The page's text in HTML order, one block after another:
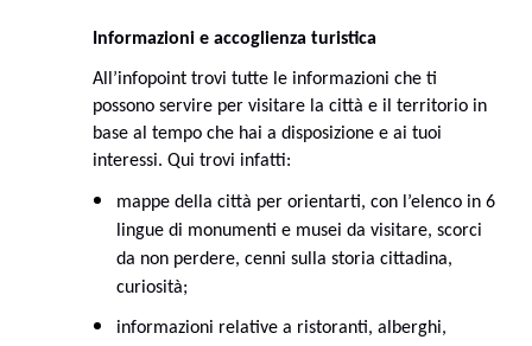
Informazioni e accoglienza turistica
All’infopoint trovi tutte le informazioni che ti
possono servire per visitare la città e il territorio in
base al tempo che hai a disposizione e ai tuoi
interessi. Qui trovi infatti:
mappe della città per orientarti, con l’elenco in 6
lingue di monumenti e musei da visitare, scorci
da non perdere, cenni sulla storia cittadina,
curiosità;
informazioni relative a ristoranti, alberghi,